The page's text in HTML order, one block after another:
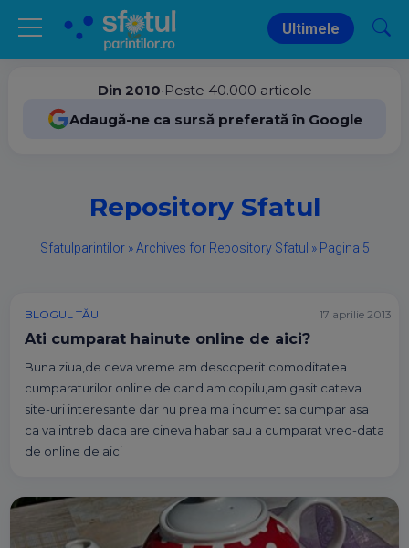
Ultimele
Din 2010•Peste 40.000 articole
Adaugă-ne ca sursă preferată în Google
Repository Sfatul
Sfatulparintilor»Archives for Repository Sfatul » Pagina 5
BLOGUL TĂU
Ati cumparat hainute online de aici?
Buna ziua,de ceva vreme am descoperit comoditatea
cumparaturilor online de cand am copilu,am gasit cateva
site-uri interesante dar nu prea ma incumet sa cumpar asa
ca va intreb daca are cineva habar sau a cumparat vreo-data
de online de aici
17 aprilie 2013